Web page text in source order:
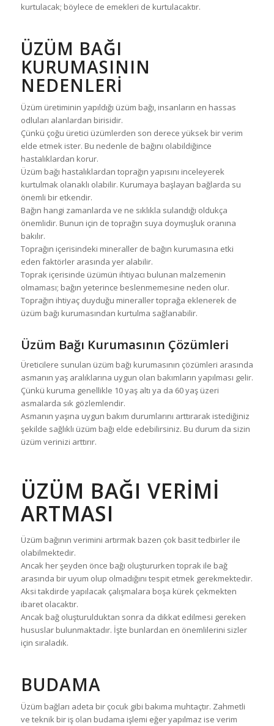
kurtulacak; böylece de emekleri de kurtulacaktır.
ÜZÜM BAĞI
KURUMASININ
NEDENLERI
Üzüm üretiminin yapıldığı üzüm bağı, insanların en hassas
odluları alanlardan birisidir.
Çünkü çoğu üretici üzümlerden son derece yüksek bir verim
elde etmek ister. Bu nedenle de bağını olabildiğince
hastalıklardan korur.
Üzüm bağı hastalıklardan toprağın yapısını inceleyerek
kurtulmak olanaklı olabilir. Kurumaya başlayan bağlarda su
önemli bir etkendir.
Bağın hangi zamanlarda ve ne sıklıkla sulandığı oldukça
önemlidir. Bunun için de toprağın suya doymuşluk oranına
bakılır.
Toprağın içerisindeki mineraller de bağın kurumasına etki
eden faktörler arasında yer alabilir.
Toprak içerisinde üzümün ihtiyacı bulunan malzemenin
olmaması; bağın yeterince beslenmemesine neden olur.
Toprağın ihtiyaç duyduğu mineraller toprağa eklenerek de
üzüm bağı kurumasından kurtulma sağlanabilir.
Üzüm Bağı Kurumasının Çözümleri
Üreticilere sunulan üzüm bağı kurumasının çözümleri arasında
asmanın yaş aralıklarına uygun olan bakımların yapılması gelir.
Çünkü kuruma genellikle 10 yaş altı ya da 60 yaş üzeri
asmalarda sık gözlemlendir.
Asmanın yaşına uygun bakım durumlarını arttırarak istediğiniz
şekilde sağlıklı üzüm bağı elde edebilirsiniz. Bu durum da sizin
üzüm verinizi arttırır.
ÜZÜM BAĞI VERIMI
ARTMASI
Üzüm bağının verimini artırmak bazen çok basit tedbirler ile
olabilmektedir.
Ancak her şeyden önce bağı oluştururken toprak ile bağ
arasında bir uyum olup olmadığını tespit etmek gerekmektedir.
Aksi takdirde yapılacak çalışmalara boşa kürek çekmekten
ibaret olacaktır.
Ancak bağ oluşturulduktan sonra da dikkat edilmesi gereken
hususlar bulunmaktadır. İşte bunlardan en önemlilerini sizler
için sıraladık.
BUDAMA
Üzüm bağları adeta bir çocuk gibi bakıma muhtaçtır. Zahmetli
ve teknik bir iş olan budama işlemi eğer yapılmaz ise verim